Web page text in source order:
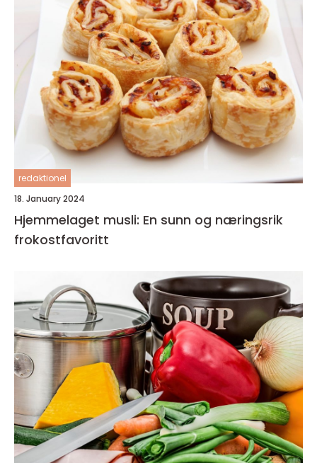
redaktionel
18. January 2024
Hjemmelaget musli: En sunn og næringsrik
frokostfavoritt